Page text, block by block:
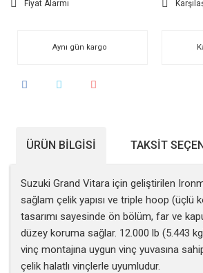
Fiyat Alarmı
Aynı gün kargo
ÜRÜN BILGISI TAKSIT
Suzuki Grand Vitara için geliştirilen
sağlam çelik yapısı ve triple hoop (üçlü
tasarımı sayesinde ön bölüm, far ve
düzey koruma sağlar. 12.000 lb (5.443
vinç montajına uygun vinç yuvasına
çelik halatlı vinçlerle uyumludur.